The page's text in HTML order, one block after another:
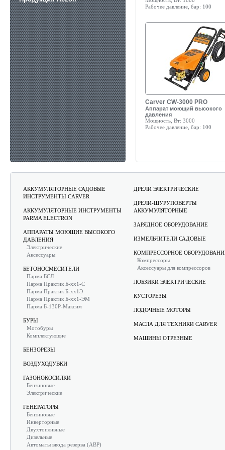
Рабочее давление, бар: 100
Carver CW-3000 PRO
Аппарат моющий высокого
давления
Мощность, Вт: 3000
Рабочее давление, бар: 100
АККУМУЛЯТОРНЫЕ САДОВЫЕ
ИНСТРУМЕНТЫ CARVER
АККУМУЛЯТОРНЫЕ ИНСТРУМЕНТЫ
PARMA ELECTRON
АППАРАТЫ МОЮЩИЕ ВЫСОКОГО
ДАВЛЕНИЯ
Электрические
Аксессуары
БЕТОНОСМЕСИТЕЛИ
Парма БСЛ
Парма Практик Б-хх1-С
Парма Практик Б-хх1Э
Парма Практик Б-хх1-ЭМ
Парма Б-130Р-Максим
БУРЫ
Мотобуры
Комплектующие
БЕНЗОРЕЗЫ
ВОЗДУХОДУВКИ
ГАЗОНОКОСИЛКИ
Бензиновые
Электрические
ГЕНЕРАТОРЫ
Бензиновые
Инверторные
Двухтопливные
Дизельные
Автоматы ввода резерва (АВР)
ДРЕЛИ ЭЛЕКТРИЧЕСКИЕ
ДРЕЛИ-ШУРУПОВЕРТЫ
АККУМУЛЯТОРНЫЕ
ЗАРЯДНОЕ ОБОРУДОВАНИЕ
ИЗМЕЛЬЧИТЕЛИ САДОВЫЕ
КОМПРЕССОРНОЕ
Компрессоры
Аксессуары для компрессоров
ЛОБЗИКИ ЭЛЕКТРИЧЕСКИЕ
КУСТОРЕЗЫ
ЛОДОЧНЫЕ МОТОРЫ
МАСЛА ДЛЯ ТЕХНИКИ CARVER
МАШИНЫ ОТРЕЗНЫЕ